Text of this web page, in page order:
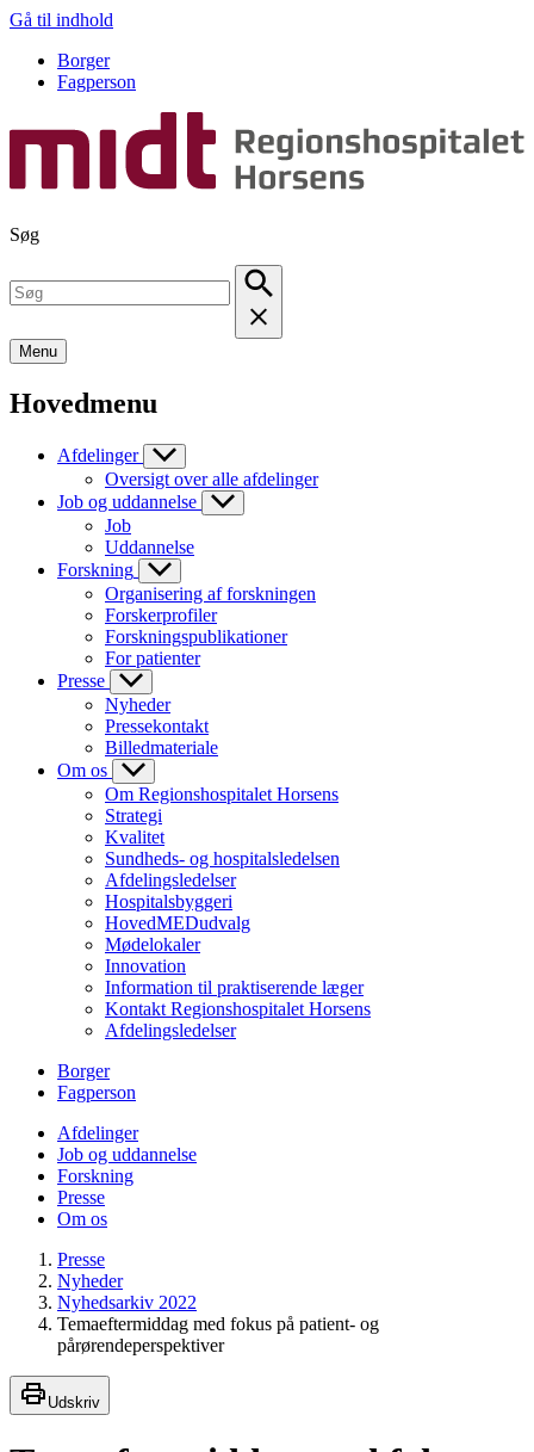
Gå til indhold
Borger
Fagperson
Søg
Menu
Hovedmenu
Afdelinger
Oversigt over alle afdelinger
Job og uddannelse
Job
Uddannelse
Forskning
Organisering af forskningen
Forskerprofiler
Forskningspublikationer
For patienter
Presse
Nyheder
Pressekontakt
Billedmateriale
Om os
Om Regionshospitalet Horsens
Strategi
Kvalitet
Sundheds- og hospitalsledelsen
Afdelingsledelser
Hospitalsbyggeri
HovedMEDudvalg
Mødelokaler
Innovation
Information til praktiserende læger
Kontakt Regionshospitalet Horsens
Afdelingsledelser
Borger
Fagperson
Afdelinger
Job og uddannelse
Forskning
Presse
Om os
Presse
Nyheder
Nyhedsarkiv 2022
Temaeftermiddag med fokus på patient- og
pårørendeperspektiver
Udskriv